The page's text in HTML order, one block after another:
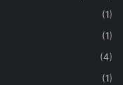
(1)
(1)
(4)
(1)